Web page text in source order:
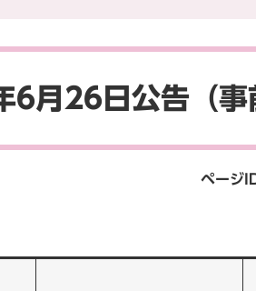
6月26日公告（事
ページ